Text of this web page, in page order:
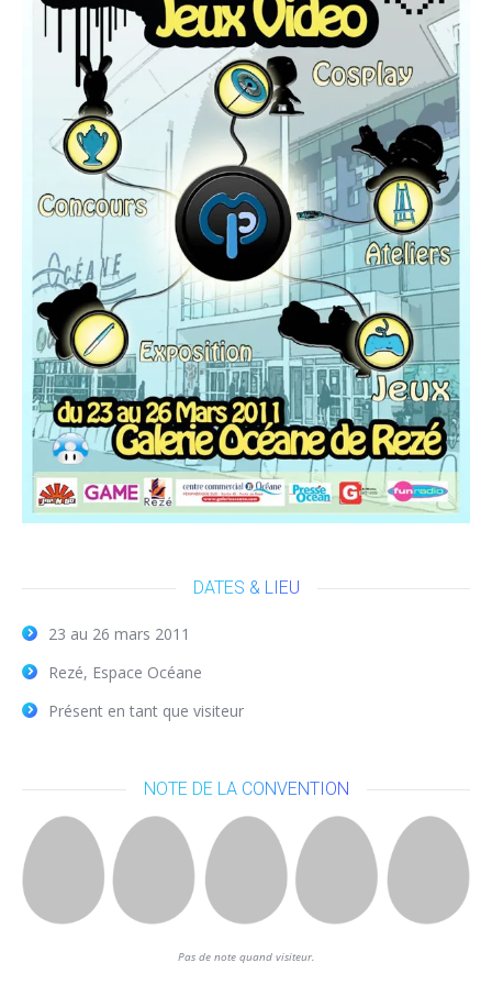
DATES & LIEU
23 au 26 mars 2011
Rezé, Espace Océane
Présent en tant que visiteur
NOTE DE LA CONVENTION
Pas de note quand visiteur.